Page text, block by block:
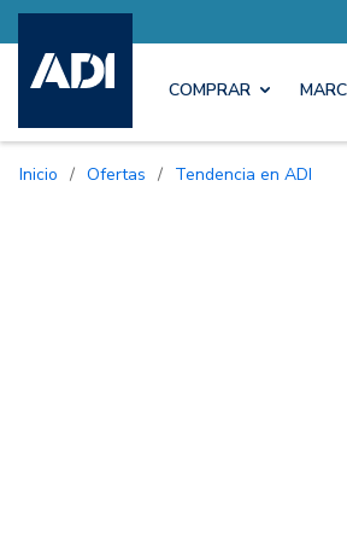
COMPRAR
Inicio / Ofertas / Tendencia en ADI